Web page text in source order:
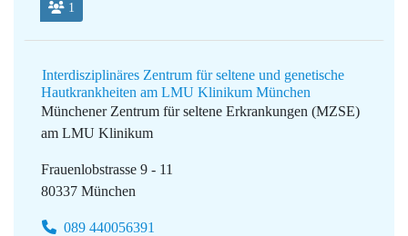
1
Interdisziplinäres Zentrum für seltene und genetische
Hautkrankheiten am LMU Klinikum München
Münchener Zentrum für seltene Erkrankungen (MZSE)
am LMU Klinikum
Frauenlobstrasse 9 - 11
80337 München
089 440056391